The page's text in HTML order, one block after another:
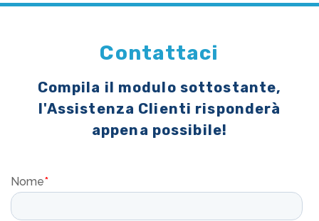
Contattaci
Compila il modulo sottostante,
l'Assistenza Clienti risponderà
appena possibile!